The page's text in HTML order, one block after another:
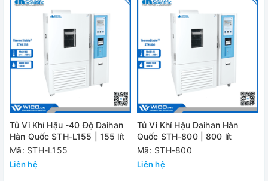
Tủ Vi Khí Hậu -40 Độ Daihan
Hàn Quốc STH-L155 | 155 lít
Mã: STH-L155
Liên hệ
Tủ Vi Khí Hậu Daihan Hàn
Quốc STH-800 | 800 lít
Mã: STH-800
Liên hệ